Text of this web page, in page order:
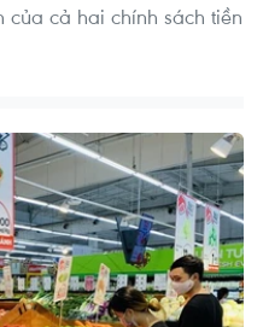
cả hai chính sách tiền